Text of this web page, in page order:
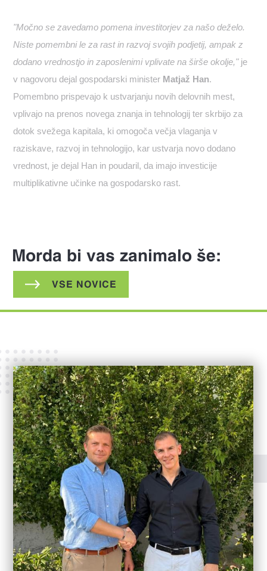
"Močno se zavedamo pomena investitorjev za našo deželo.
Niste pomembni le za rast in razvoj svojih podjetij, ampak z
dodano vrednostjo in zaposlenimi vplivate na širše okolje," je
v nagovoru dejal gospodarski minister Matjaž Han.
Pomembno prispevajo k ustvarjanju novih delovnih mest,
vplivajo na prenos novega znanja in tehnologij ter skrbijo za
dotok svežega kapitala, ki omogoča večja vlaganja v
raziskave, razvoj in tehnologijo, kar ustvarja novo dodano
vrednost, je dejal Han in poudaril, da imajo investicije
multiplikativne učinke na gospodarsko rast.
Morda bi vas zanimalo še:
VSE NOVICE